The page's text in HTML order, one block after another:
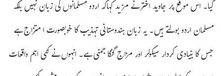
گیا۔ اس موقع پر جاوید اختر نے مزید کہاکہ اردو مسلمانوں کی زبان نہیں بلکہ
مسلمان اردو بولتے ہیں۔ یہ زبان ہندوستانی تہذیب کا خوبصورت ا متزاج ہے
جس کا بنیادی کردار سیکولر اور مزاج گنگا جمنی ہے۔ انہوں نے کئی اہم واقعات